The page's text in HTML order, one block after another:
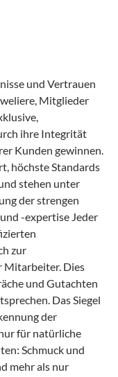
und Vertrauen
Mitglieder
ihre Integrität
Kunden gewinnen.
höchste Standards
stehen unter
der strengen
-expertise Jeder
zur
Mitarbeiter. Dies
und Gutachten
Das Siegel
der
für natürliche
Schmuck und
mehr als nur